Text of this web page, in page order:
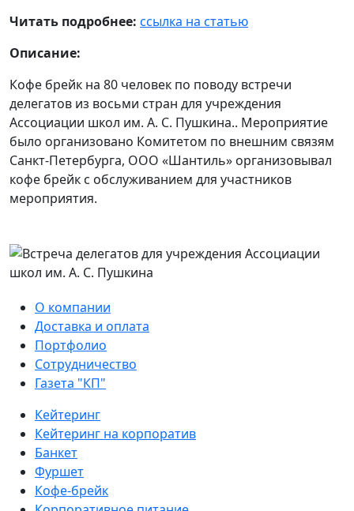
Читать подробнее: ссылка на статью
Описание:
Кофе брейк на 80 человек по поводу встречи
делегатов из восьми стран для учреждения
Ассоциации школ им. А. С. Пушкина.. Мероприятие
было организовано Комитетом по внешним связям
Санкт‑Петербурга, ООО «Шантиль» организовывал
кофе брейк с обслуживанием для участников
мероприятия.
О компании
Доставка и оплата
Портфолио
Сотрудничество
Газета "КП"
Кейтеринг
Кейтеринг на корпоратив
Банкет
Фуршет
Кофе-брейк